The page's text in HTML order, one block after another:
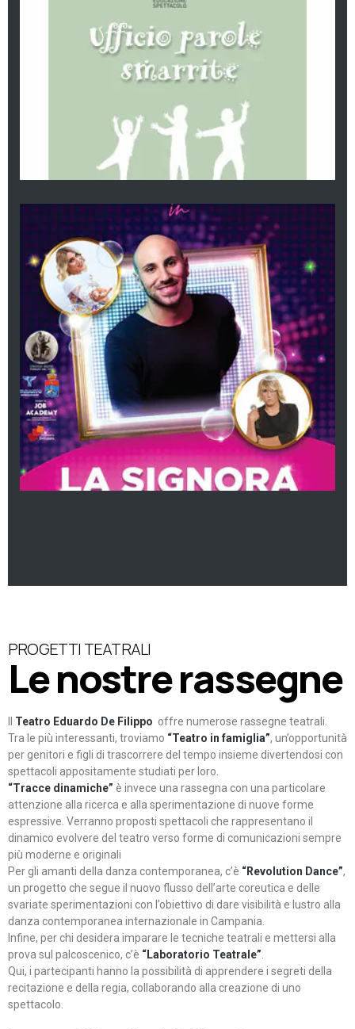
PROGETTI TEATRALI
Le nostre rassegne
Teatro Eduardo De Filippo offre numerose rassegne teatrali.
Tra le più interessanti, troviamo “Teatro in famiglia”, un’opportunità
per genitori e figli di trascorrere del tempo insieme divertendosi con
spettacoli appositamente studiati per loro.
“Tracce dinamiche” è invece una rassegna con una particolare
attenzione alla ricerca e alla sperimentazione di nuove forme
espressive. Verranno proposti spettacoli che rappresentano il
dinamico evolvere del teatro verso forme di comunicazioni sempre
più moderne e originali
Per gli amanti della danza contemporanea, c’è “Revolution Dance”,
un progetto che segue il nuovo flusso dell’arte coreutica e delle
svariate sperimentazioni con l’obiettivo di dare visibilità e lustro alla
danza contemporanea internazionale in Campania.
Infine, per chi desidera imparare le tecniche teatrali e mettersi alla
prova sul palcoscenico, c’è “Laboratorio Teatrale”
Qui, i partecipanti hanno la possibilità di apprendere i segreti della
recitazione e della regia, collaborando alla creazione di uno
spettacolo.